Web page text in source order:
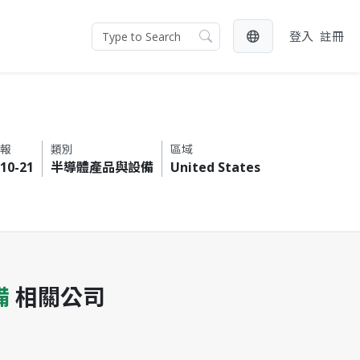
登入 註冊
21
類別
半導體產品與設備
區域
United States
相關公司